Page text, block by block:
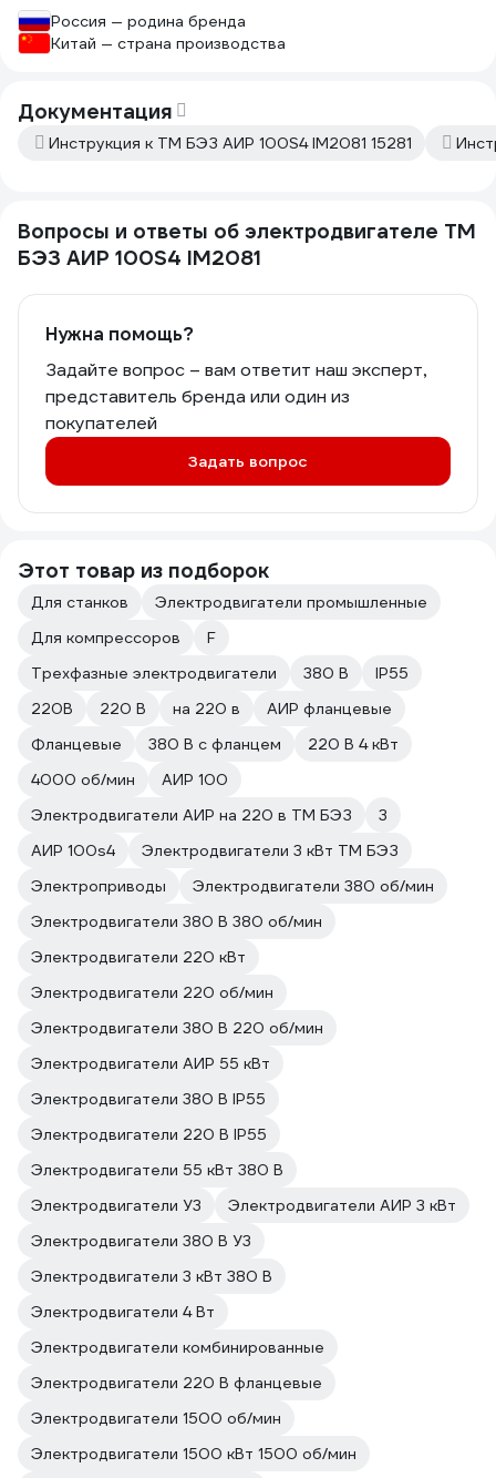
Россия — родина бренда
Китай — страна производства
Документация
Инструкция к ТМ БЭЗ АИP 100S4 IM2081 15281
Вопросы и ответы об электродвигателе ТМ
БЭЗ АИP 100S4 IM2081
Нужна помощь?
Задайте вопрос – вам ответит наш эксперт,
представитель бренда или один из
покупателей
Задать вопрос
Этот товар из подборок
Для станков
Электродвигатели промышленные
Для компрессоров
F
Трехфазные электродвигатели
380 В
IP55
220В
220 В на 220 в
АИР фланцевые
Фланцевые
380 В с фланцем
220 В 4 кВт
4000 об/мин
АИР 100
Электродвигатели АИР на 220 в ТМ БЭЗ
3
АИР 100s4
Электродвигатели 3 кВт ТМ БЭЗ
Электроприводы
Электродвигатели 380 об/мин
Электродвигатели 380 В 380 об/мин
Электродвигатели 220 кВт
Электродвигатели 220 об/мин
Электродвигатели 380 В 220 об/мин
Электродвигатели АИР 55 кВт
Электродвигатели 380 В IP55
Электродвигатели 220 В IP55
Электродвигатели 55 кВт 380 В
Электродвигатели У3
Электродвигатели АИР 3 кВт
Электродвигатели 380 В У3
Электродвигатели 3 кВт 380 В
Электродвигатели 4 Вт
Электродвигатели комбинированные
Электродвигатели 220 В фланцевые
Электродвигатели 1500 об/мин
Электродвигатели 1500 кВт 1500 об/мин